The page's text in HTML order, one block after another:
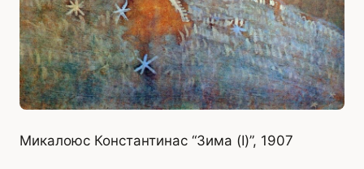
Микалоюс Константинас “Зима (I)”, 1907